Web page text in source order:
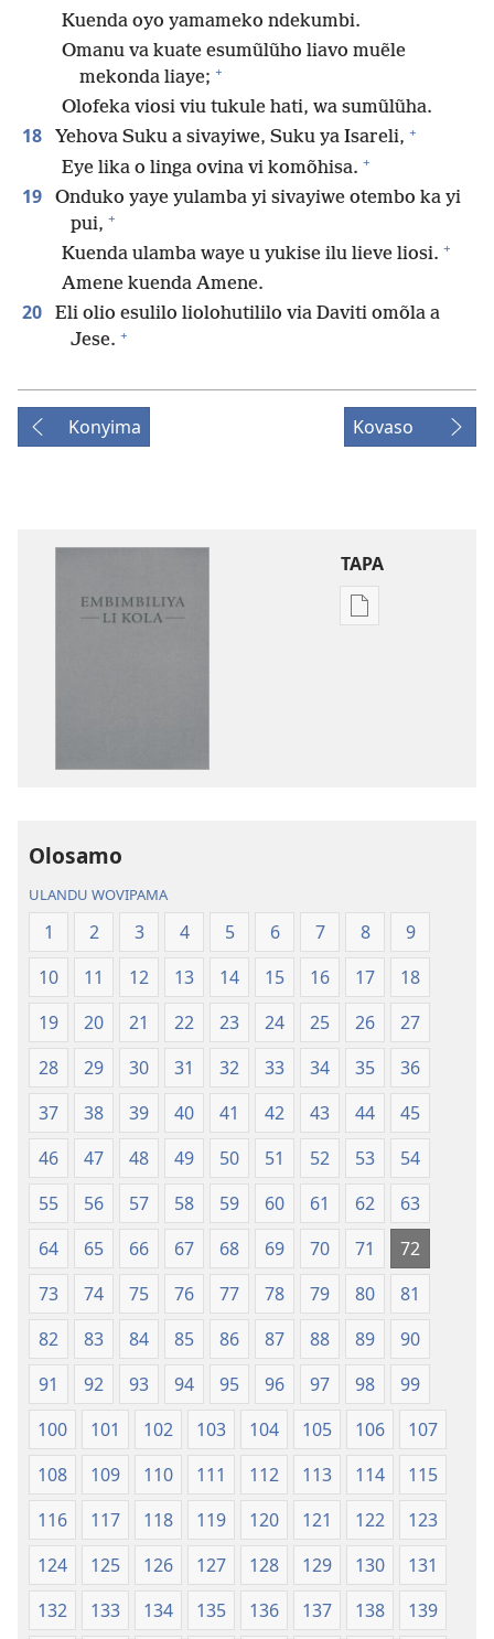
Kuenda oyo yamameko ndekumbi.
Omanu va kuate esumũlũho liavo muẽle
mekonda liaye; +
Olofeka viosi viu tukule hati, wa sumũlũha.
18 Yehova Suku a sivayiwe, Suku ya Isareli, +
Eye lika o linga ovina vi komõhisa. +
19
Onduko yaye yulamba yi sivayiwe otembo ka yi
pui, +
Kuenda ulamba waye u yukise ilu lieve liosi. +
Amene kuenda Amene.
20
Eli olio esulilo liolohutililo via Daviti omõla a
Jese. +
Konyima Kovaso
TAPA
Publication
Olosamo
ULANDU WOVIPAMA
1 2 3 4 5 6 7 8
9
10
11 12 13 14 15 16 17
18
19
20 21 22 23 24 25 26
27
28
29 30 31 32 33 34 35
36
37
38 39 40 41 42 43 44
45
46
47 48 49 50 51 52 53
54
55
56 57 58 59 60 61 62
63
64
65 66 67 68 69 70 71
72
73
74 75 76 77 78 79 80
81
82
83 84 85 86 87 88 89
90
91
92 93 94 95 96 97 98
99
100
101 102 103 104 105 106
107
108
109 110 111 112 113 114
115
116
117 118 119 120 121 122
123
124
125 126 127 128 129 130
131
132
133 134 135 136 137 138
139